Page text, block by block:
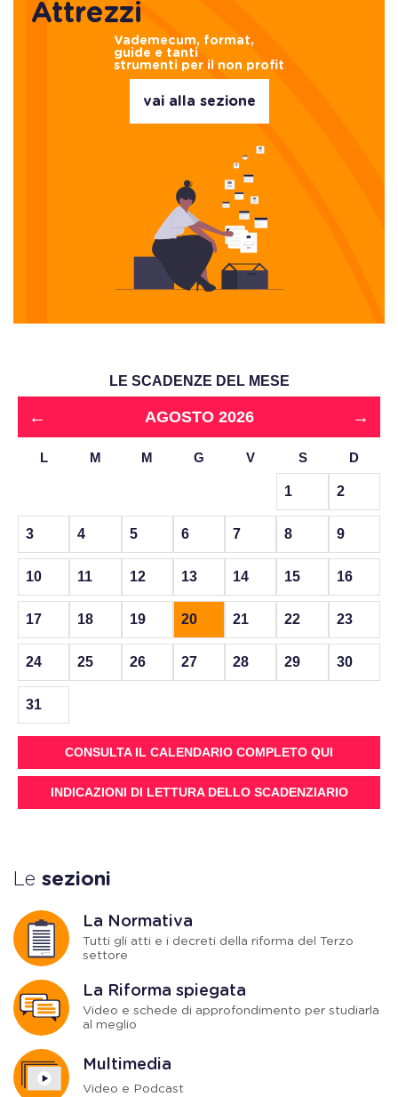
Attrezzi
Vademecum, format,
guide e tanti
strumenti per il non profit
vai alla sezione
LE SCADENZE DEL MESE
← AGOSTO 2026 →
L M M G V S D
1 2
3 4 5 6 7 8 9
10 11 12 13 14 15 16
17 18 19 20 21 22 23
24 25 26 27 28 29 30
31
CONSULTA IL CALENDARIO COMPLETO QUI
INDICAZIONI DI LETTURA DELLO SCADENZIARIO
Le sezioni
La Normativa
Tutti gli atti e i decreti della riforma del Terzo
settore
La Riforma spiegata
Video e schede di approfondimento per studiarla
al meglio
Multimedia
Video e Podcast